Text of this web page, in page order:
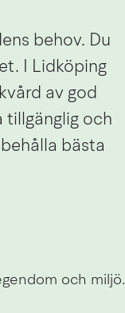
behov. Du
I Lidköping
av god
tillgänglig och
bästa
och miljö.